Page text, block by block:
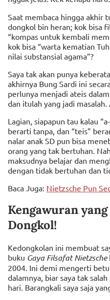
Saat membaca hingga akhir
dongkol bin heran; kok bisa
“kompas untuk kembali
kok bisa “warta kematian
nilai substansial agama”?
Saya tak akan punya
akhirnya Bung Sardi ini
perlunya menjadi ateis
dan itulah yang jadi
Lagian, siapapun tau kalau
berarti tanpa, dan “teis”
nalar anak SD pun bisa
orang yang tak bertuhan.
maksudnya belajar dan
dengan tidak bertuhan dan
Baca Juga: Nietzsche Pun
Kengawuran
Dongkol!
Kedongkolan ini membuat
buku Gaya Filsafat Nietzsche
2004. Ini demi mengerti
dalamnya, biar saya tak
hari. Barangkali saya saja